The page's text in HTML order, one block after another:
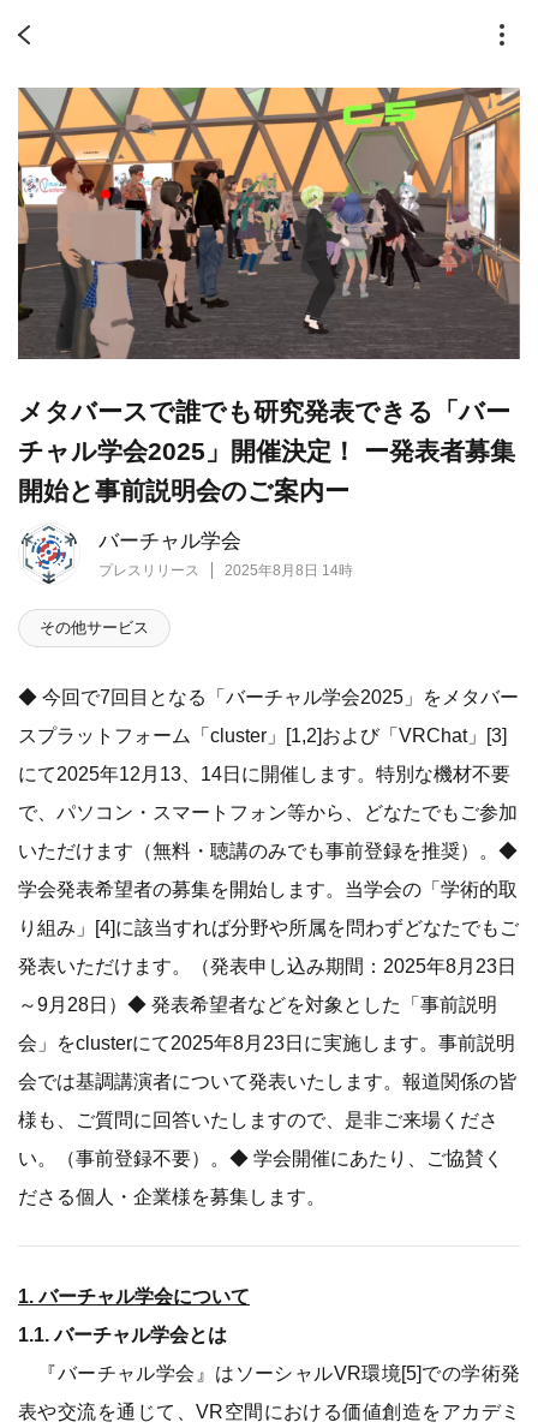
バーチャル学会
プレスリリース 2025年8月8日 14時
メタバースで誰でも研究発表できる「バー
チャル学会2025」開催決定！ ー発表者募集
開始と事前説明会のご案内ー
その他サービス
◆ 今回で7回目となる「バーチャル学会2025」をメタバー
スプラットフォーム「cluster」[1,2]および「VRChat」[3]
にて2025年12月13、14日に開催します。特別な機材不要
で、パソコン・スマートフォン等から、どなたでもご参加
いただけます（無料・聴講のみでも事前登録を推奨）。◆
学会発表希望者の募集を開始します。当学会の「学術的取
り組み」[4]に該当すれば分野や所属を問わずどなたでもご
発表いただけます。（発表申し込み期間：2025年8月23日
～9月28日）◆ 発表希望者などを対象とした「事前説明
会」をclusterにて2025年8月23日に実施します。事前説明
会では基調講演者について発表いたします。報道関係の皆
様も、ご質問に回答いたしますので、是非ご来場くださ
い。（事前登録不要）。◆ 学会開催にあたり、ご協賛く
ださる個人・企業様を募集します。
1. バーチャル学会について
1.1. バーチャル学会とは
『バーチャル学会』はソーシャルVR環境[5]での学術発
表や交流を通じて、VR空間における価値創造をアカデミ